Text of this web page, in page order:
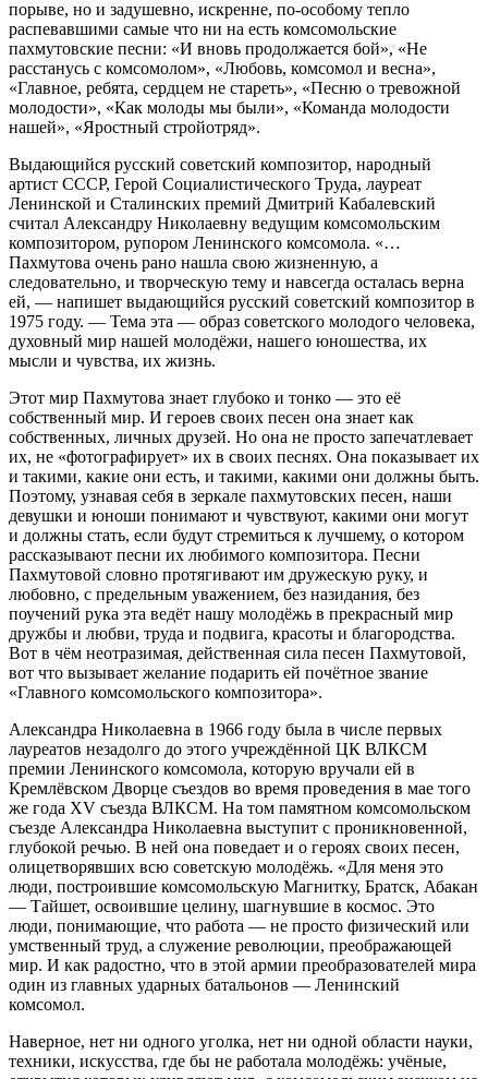
порыве, но и задушевно, искренне, по-особому тепло
распевавшими самые что ни на есть комсомольские
пахмутовские песни: «И вновь продолжается бой», «Не
расстанусь с комсомолом», «Любовь, комсомол и весна»,
«Главное, ребята, сердцем не стареть», «Песню о тревожной
молодости», «Как молоды мы были», «Команда молодости
нашей», «Яростный стройотряд».
Выдающийся русский советский композитор, народный
артист СССР, Герой Социалистического Труда, лауреат
Ленинской и Сталинских премий Дмитрий Кабалевский
считал Александру Николаевну ведущим комсомольским
композитором, рупором Ленинского комсомола. «…
Пахмутова очень рано нашла свою жизненную, а
следовательно, и творческую тему и навсегда осталась верна
ей, — напишет выдающийся русский советский композитор в
1975 году. — Тема эта — образ советского молодого человека,
духовный мир нашей молодёжи, нашего юношества, их
мысли и чувства, их жизнь.
Этот мир Пахмутова знает глубоко и тонко — это её
собственный мир. И героев своих песен она знает как
собственных, личных друзей. Но она не просто запечатлевает
их, не «фотографирует» их в своих песнях. Она показывает их
и такими, какие они есть, и такими, какими они должны быть.
Поэтому, узнавая себя в зеркале пахмутовских песен, наши
девушки и юноши понимают и чувствуют, какими они могут
и должны стать, если будут стремиться к лучшему, о котором
рассказывают песни их любимого композитора. Песни
Пахмутовой словно протягивают им дружескую руку, и
любовно, с предельным уважением, без назидания, без
поучений рука эта ведёт нашу молодёжь в прекрасный мир
дружбы и любви, труда и подвига, красоты и благородства.
Вот в чём неотразимая, действенная сила песен Пахмутовой,
вот что вызывает желание подарить ей почётное звание
«Главного комсомольского композитора».
Александра Николаевна в 1966 году была в числе первых
лауреатов незадолго до этого учреждённой ЦК ВЛКСМ
премии Ленинского комсомола, которую вручали ей в
Кремлёвском Дворце съездов во время проведения в мае того
же года XV съезда ВЛКСМ. На том памятном комсомольском
съезде Александра Николаевна выступит с проникновенной,
глубокой речью. В ней она поведает и о героях своих песен,
олицетворявших всю советскую молодёжь. «Для меня это
люди, построившие комсомольскую Магнитку, Братск, Абакан
— Тайшет, освоившие целину, шагнувшие в космос. Это
люди, понимающие, что работа — не просто физический или
умственный труд, а служение революции, преображающей
мир. И как радостно, что в этой армии преобразователей мира
один из главных ударных батальонов — Ленинский
комсомол.
Наверное, нет ни одного уголка, нет ни одной области науки,
техники, искусства, где бы не работала молодёжь: учёные,